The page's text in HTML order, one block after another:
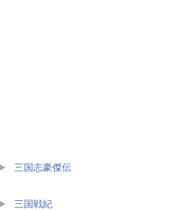
三国志豪傑伝
三国戦紀